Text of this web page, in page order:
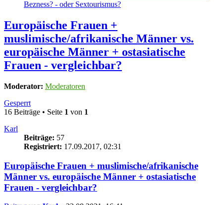
Bezness? - oder Sextourismus?
Europäische Frauen +
muslimische/afrikanische Männer vs.
europäische Männer + ostasiatische
Frauen - vergleichbar?
Moderator: Moderatoren
Gesperrt
16 Beiträge • Seite 1 von 1
Karl
Beiträge: 57
Registriert: 17.09.2017, 02:31
Europäische Frauen + muslimische/afrikanische
Männer vs. europäische Männer + ostasiatische
Frauen - vergleichbar?